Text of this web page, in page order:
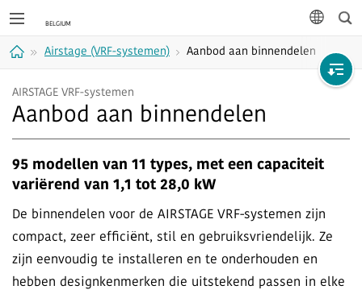
Airstage (VRF-systemen) Aanbod aan binnendelen
AIRSTAGE VRF-systemen
Aanbod aan binnendelen
95 modellen van 11 types, met een capaciteit
variërend van 1,1 tot 28,0 kW
De binnendelen voor de AIRSTAGE VRF-systemen zijn
compact, zeer efficiënt, stil en gebruiksvriendelijk. Ze
zijn eenvoudig te installeren en te onderhouden en
hebben designkenmerken die uitstekend passen in elke